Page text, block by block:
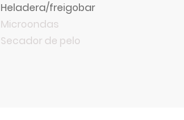
Heladera/freigobar
Microondas
Secador de pelo